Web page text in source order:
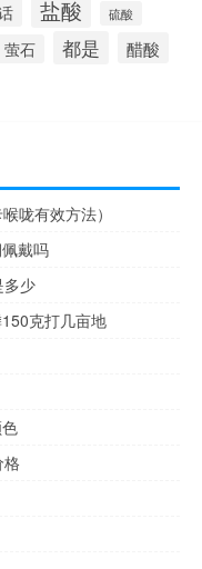
盐酸 硫酸
萤石 都是 醋酸
咙有效方法）
戴吗
多少
克打几亩地
格